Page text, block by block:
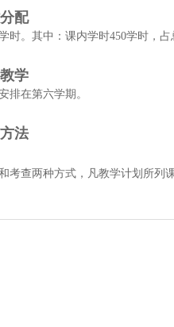
配
时。其中：课内学时450学时，
学
排在第六学期。
法
考查两种方式，凡教学计划所列